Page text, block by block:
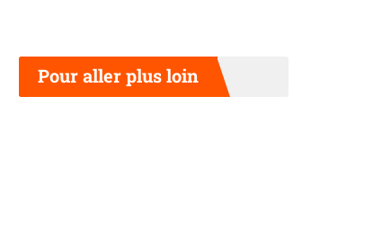
Pour aller plus loin